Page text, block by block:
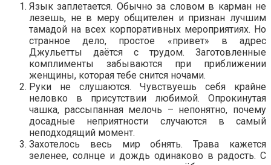
Язык заплетается. Обычно за словом в карман не
лезешь, не в меру общителен и признан лучшим
тамадой на всех корпоративных мероприятиях. Но
странное дело, простое «привет» в адрес
Джульетты даётся с трудом. Заготовленные
комплименты забываются при приближении
женщины, которая тебе снится ночами.
Руки не слушаются. Чувствуешь себя крайне
неловко в присутствии любимой. Опрокинутая
чашка, рассыпанная мелочь – непонятно, почему
досадные неприятности случаются в самый
неподходящий момент.
Захотелось весь мир обнять. Трава кажется
зеленее, солнце и дождь одинаково в радость. С